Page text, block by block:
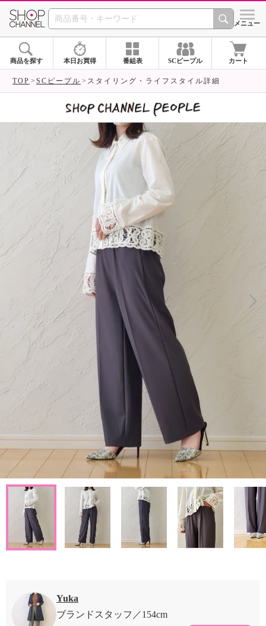
SHOP CHANNEL シメニュー
商品を探す 本日お買得 番組表 SCピープル カート
TOP SCピープル スタイリング・ライフスタイル詳細
Yuka
ブランドスタッフ
154cm